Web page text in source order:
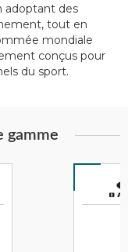
adoptant des
tout en
mondiale
conçus pour
du sport.
gamme